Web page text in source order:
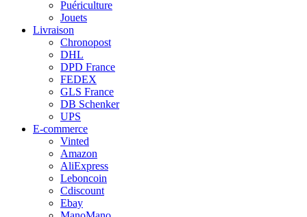
Puériculture
Jouets
Livraison
Chronopost
DHL
DPD France
FEDEX
GLS France
DB Schenker
UPS
E-commerce
Vinted
Amazon
AliExpress
Leboncoin
Cdiscount
Ebay